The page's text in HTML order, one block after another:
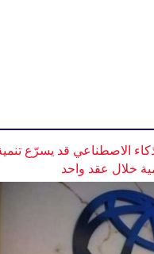
الاصطناعي قد يسرّع
خلال عقد واحد